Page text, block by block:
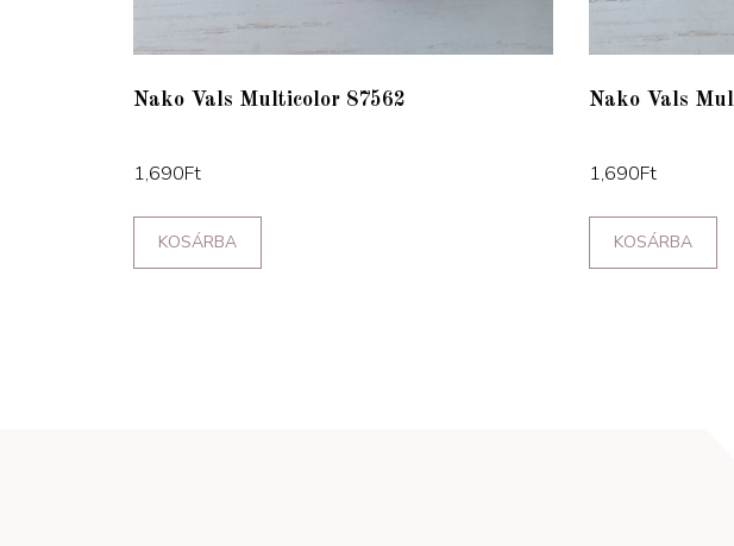
Nako Vals Multicolor 87562
1,690Ft
KOSÁRBA
Nako Vals
1,690Ft
KOSÁRBA